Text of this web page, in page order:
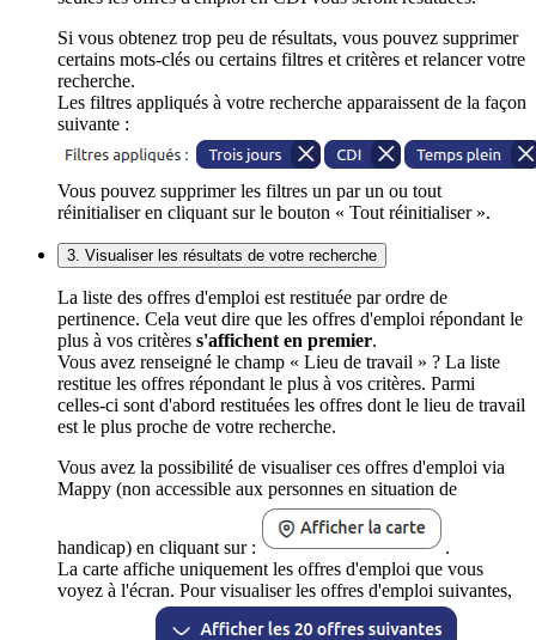
Si vous obtenez trop peu de résultats, vous pouvez supprimer
certains mots-clés ou certains filtres et critères et relancer votre
recherche.
Les filtres appliqués à votre recherche apparaissent de la façon
suivante :
Vous pouvez supprimer les filtres un par un ou tout
réinitialiser en cliquant sur le bouton « Tout réinitialiser ».
3. Visualiser les résultats de votre recherche
La liste des offres d'emploi est restituée par ordre de
pertinence. Cela veut dire que les offres d'emploi répondant le
plus à vos critères s'affichent en premier.
Vous avez renseigné le champ « Lieu de travail » ? La liste
restitue les offres répondant le plus à vos critères. Parmi
celles-ci sont d'abord restituées les offres dont le lieu de travail
est le plus proche de votre recherche.
Vous avez la possibilité de visualiser ces offres d'emploi via
Mappy (non accessible aux personnes en situation de
handicap) en cliquant sur :
.
La carte affiche uniquement les offres d'emploi que vous
voyez à l'écran. Pour visualiser les offres d'emploi suivantes,